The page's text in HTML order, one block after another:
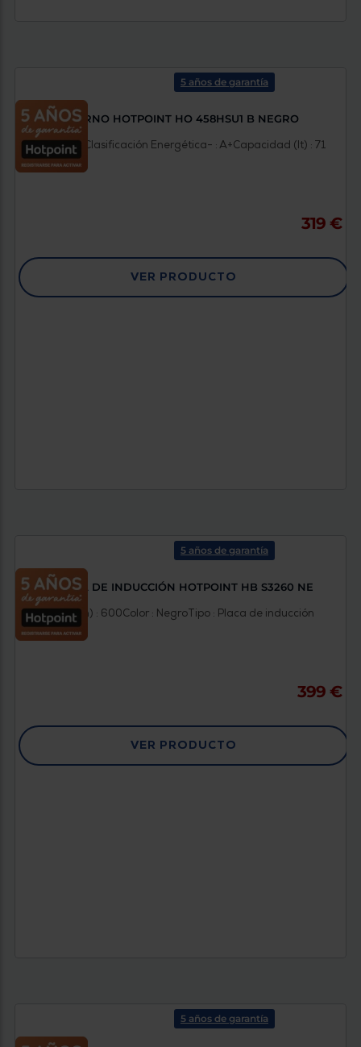
5 años de garantía
HORNO HOTPOINT HO 458HSU1 B NEGRO
Color : Negro Clasificación Energética- : A+Capacidad (lt) : 71
319 €
VER PRODUCTO
5 años de garantía
PLACA DE INDUCCIÓN HOTPOINT HB S3260 NE
Anchura (mm) : 600Color : NegroTipo : Placa de inducción
399 €
VER PRODUCTO
5 años de garantía